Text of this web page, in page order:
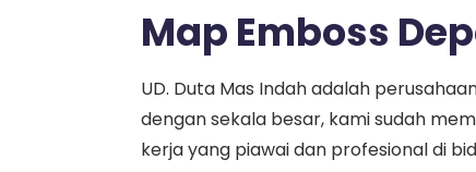
Map Emboss
UD. Duta Mas Indah adalah
dengan sekala besar, kami sudah
kerja yang piawai dan profesional di